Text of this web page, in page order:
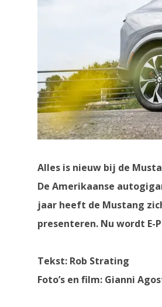
Alles is nieuw bij de
De Amerikaanse
jaar heeft de Mustang
presenteren. Nu wordt E-
Tekst: Rob Strating
Foto’s en film: Gianni